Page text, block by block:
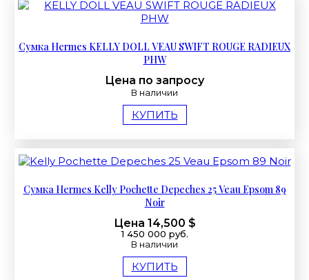
Сумка Hermes KELLY DOLL VEAU SWIFT ROUGE RADIEUX
PHW
Цена по запросу
В наличии
КУПИТЬ
Сумка Hermes Kelly Pochette Depeches 25 Veau Epsom 89
Noir
Цена 14,500 $
1 450 000 руб.
В наличии
КУПИТЬ